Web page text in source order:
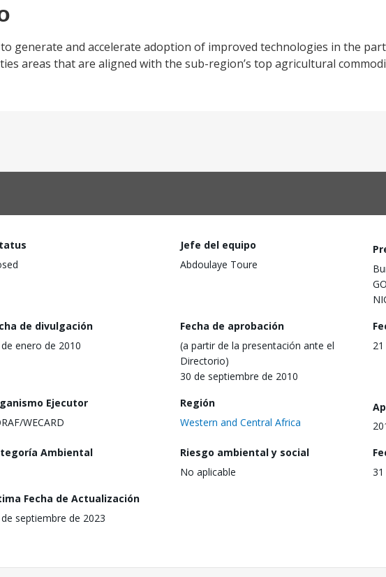
generate and accelerate adoption of improved technologies in the
areas that are aligned with the sub-region’s top agricultural
Jefe del equipo
Abdoulaye Toure
de divulgación
enero de 2010
Fecha de aprobación
(a partir de la presentación ante el
Directorio)
30 de septiembre de 2010
Ejecutor
WECARD
Región
Western and Central Africa
Ambiental
Riesgo ambiental y social
No aplicable
Fecha de Actualización
septiembre de 2023